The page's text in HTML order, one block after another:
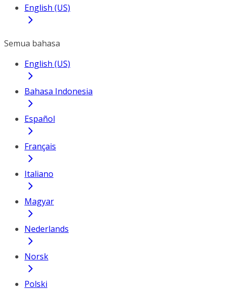
English (US)
Semua bahasa
English (US)
Bahasa Indonesia
Español
Français
Italiano
Magyar
Nederlands
Norsk
Polski